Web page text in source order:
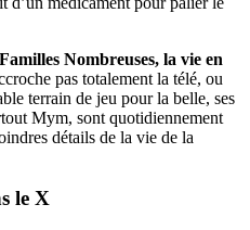
Familles Nombreuses, la vie en
pas totalement la télé, ou
terrain de jeu pour la belle, ses
Mym, sont quotidiennement
détails de la vie de la
le X